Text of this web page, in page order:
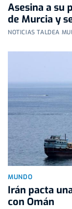
Asesina a su
de Murcia y
NOTICIAS TALDEA
MUNDO
Irán pacta
con Omán